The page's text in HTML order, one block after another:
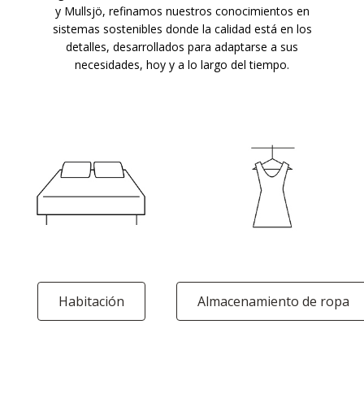
y Mullsjö, refinamos nuestros conocimientos en
sistemas sostenibles donde la calidad está en los
detalles, desarrollados para adaptarse a sus
necesidades, hoy y a lo largo del tiempo.
Habitación Almacenamiento de ropa